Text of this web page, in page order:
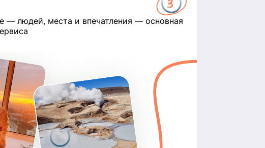
— людей, места и впечатления — основная